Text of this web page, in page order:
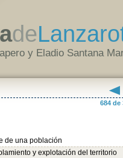
de
y Eladio Santana
684 de
de una población
y explotación del territorio